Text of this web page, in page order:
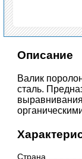
Описание
Валик
сталь.
Страна